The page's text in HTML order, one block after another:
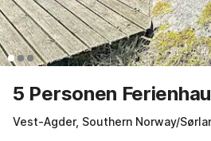
5 Personen
Vest-Agder, Southern Norway/